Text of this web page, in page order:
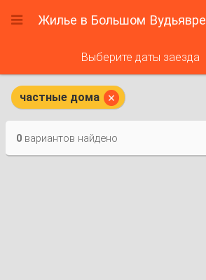
 Жилье в Большом Вудьявре
Выберите даты заезда
частные дома 
0вариантов найдено